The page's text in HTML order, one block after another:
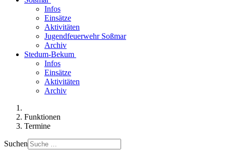
Infos
Einsätze
Aktivitäten
Jugendfeuerwehr Soßmar
Archiv
Stedum-Bekum
Infos
Einsätze
Aktivitäten
Archiv
Funktionen
Termine
Suchen